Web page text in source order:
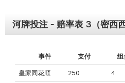
河牌投注 - 赔率表 3（密西西
事件 支付 组
皇家同花顺 250 4